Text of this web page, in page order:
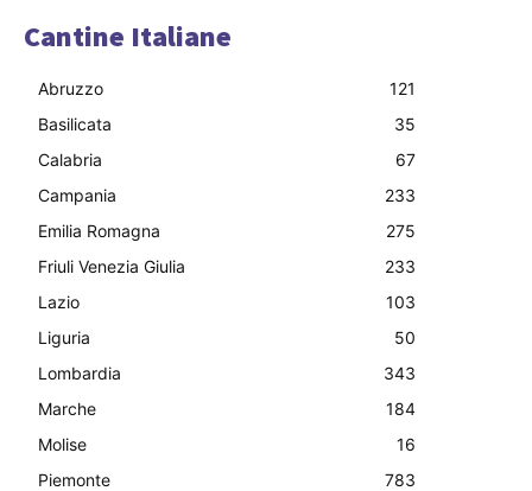
Cantine Italiane
Abruzzo
121
Basilicata
35
Calabria
67
Campania
233
Emilia Romagna
275
Friuli Venezia Giulia
233
Lazio
103
Liguria
50
Lombardia
343
Marche
184
Molise
16
Piemonte
783